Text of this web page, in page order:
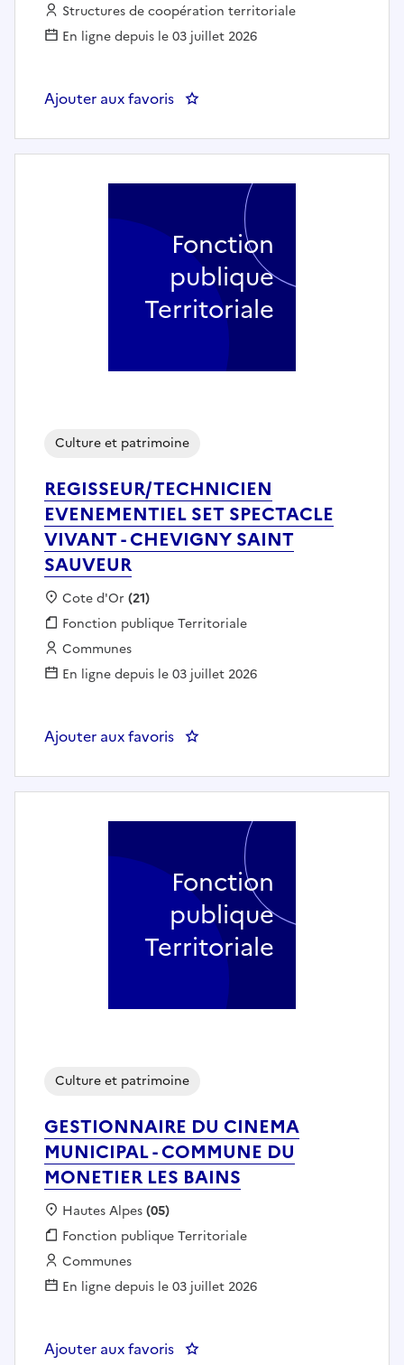
Employeur :
Structures de coopération territoriale
En ligne depuis le 03 juillet 2026
Ajouter aux favoris : ADJOINT DE
REGISSEUR/TECHNICIEN
EVENEMENTIEL SET SPECTACLE
VIVANT - CHEVIGNY SAINT
SAUVEUR
Culture et patrimoine
Localisation :
Cote d'Or (21)
Fonction publique :
Fonction publique Territoriale
Employeur :
Communes
En ligne depuis le 03 juillet 2026
Ajouter aux favoris : REGISSEUR/TECHNICIEN
Fonction
publique
Territoriale
GESTIONNAIRE DU CINEMA
MUNICIPAL - COMMUNE DU
MONETIER LES BAINS
Culture et patrimoine
Localisation :
Hautes Alpes(05)
Fonction publique :
Fonction publique Territoriale
Employeur :
Communes
En ligne depuis le 03 juillet 2026
Ajouter aux favoris : GESTIONNAIRE DU CINEMA
Fonction
publique
Territoriale